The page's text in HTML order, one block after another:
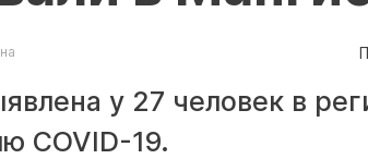
у 27 человек в
COVID-19.